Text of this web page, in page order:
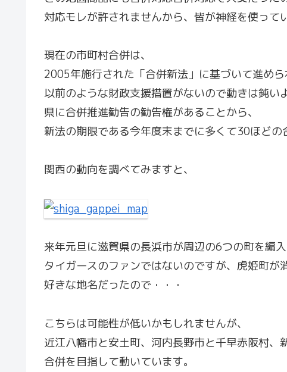
対応モレが許されませんから、皆が神経を使って
現在の市町村合併は、
2005年施行された「合併新法」に基づいて進めら
以前のような財政支援措置がないので動きは鈍い
県に合併推進勧告の勧告権があることから、
新法の期限である今年度末までに多くて30ほどの
関西の動向を調べてみますと、
来年元旦に滋賀県の長浜市が周辺の6つの町を編入
タイガースのファンではないのですが、虎姫町が
好きな地名だったので・・・
こちらは可能性が低いかもしれませんが、
近江八幡市と安土町、河内長野市と千早赤阪村、
合併を目指して動いています。